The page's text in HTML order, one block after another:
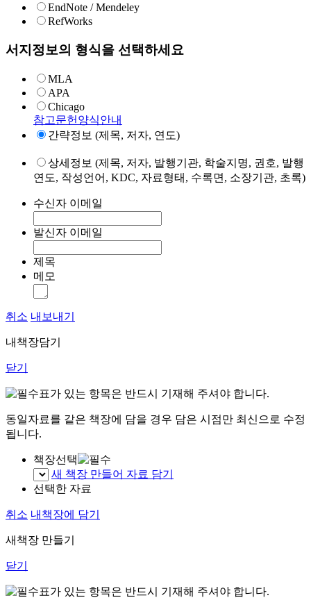
EndNote / Mendeley
RefWorks
서지정보의 형식을 선택하세요
MLA
APA
Chicago
참고문헌양식안내
간략정보 (제목, 저자, 연도)
상세정보 (제목, 저자, 발행기관, 학술지명, 권호, 발행
연도, 작성언어, KDC, 자료형태, 수록면, 소장기관, 초록)
수신자 이메일
발신자 이메일
제목
메모
취소 내보내기
내책장담기
닫기
표가 있는 항목은 반드시 기재해 주셔야 합니다.
동일자료를 같은 책장에 담을 경우 담은 시점만 최신으로 수정
됩니다.
책장선택
새 책장 만들어 자료 담기
선택한 자료
취소 내책장에 담기
새책장 만들기
닫기
표가 있는 항목은 반드시 기재해 주셔야 합니다.